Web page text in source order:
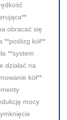
obracać się
kół**
**system
działać na
kół**
mocy